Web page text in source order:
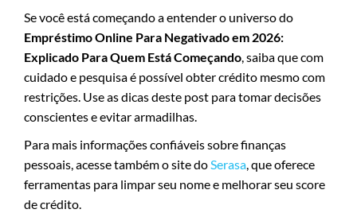
Se você está começando a entender o universo do
Empréstimo Online Para Negativado em 2026:
Explicado Para Quem Está Começando, saiba que com
cuidado e pesquisa é possível obter crédito mesmo com
restrições. Use as dicas deste post para tomar decisões
conscientes e evitar armadilhas.
Para mais informações confiáveis sobre finanças
pessoais, acesse também o site doSerasa, que oferece
ferramentas para limpar seu nome e melhorar seu score
de crédito.